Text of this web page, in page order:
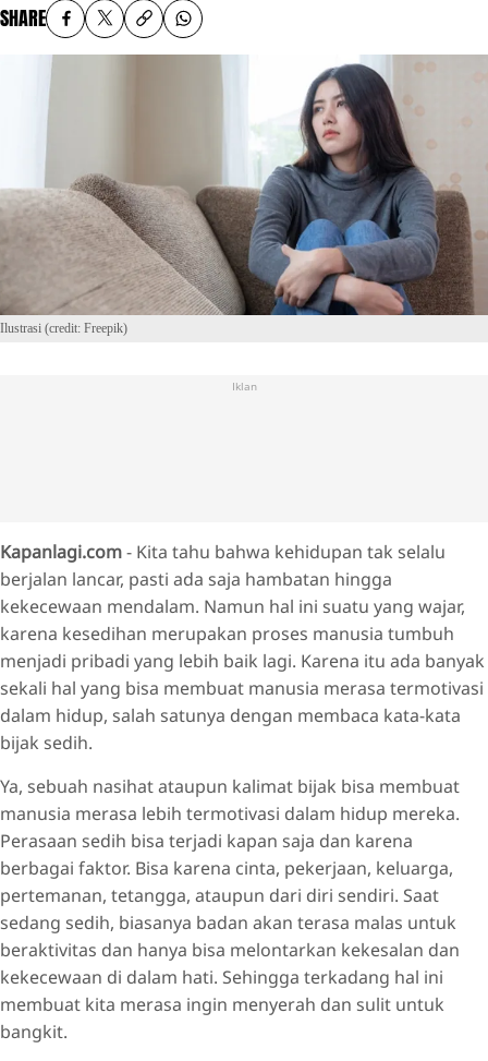
SHARE
Ilustrasi (credit: Freepik)
Iklan
Kapanlagi.com- Kita tahu bahwa kehidupan tak selalu
berjalan lancar, pasti ada saja hambatan hingga
kekecewaan mendalam. Namun hal ini suatu yang wajar,
karena kesedihan merupakan proses manusia tumbuh
menjadi pribadi yang lebih baik lagi. Karena itu ada banyak
sekali hal yang bisa membuat manusia merasa termotivasi
dalam hidup, salah satunya dengan membaca kata-kata
bijak sedih.
Ya, sebuah nasihat ataupun kalimat bijak bisa membuat
manusia merasa lebih termotivasi dalam hidup mereka.
Perasaan sedih bisa terjadi kapan saja dan karena
berbagai faktor. Bisa karena cinta, pekerjaan, keluarga,
pertemanan, tetangga, ataupun dari diri sendiri. Saat
sedang sedih, biasanya badan akan terasa malas untuk
beraktivitas dan hanya bisa melontarkan kekesalan dan
kekecewaan di dalam hati. Sehingga terkadang hal ini
membuat kita merasa ingin menyerah dan sulit untuk
bangkit.